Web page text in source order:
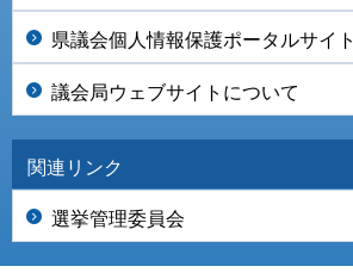
県議会個人情報保護ポータルサイト
議会局ウェブサイトについて
関連リンク
選挙管理委員会